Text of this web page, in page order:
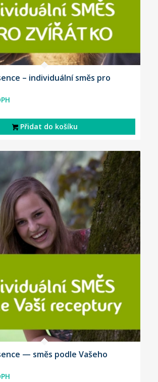
– individuální směs pro
Přidat do košíku
— směs podle Vašeho